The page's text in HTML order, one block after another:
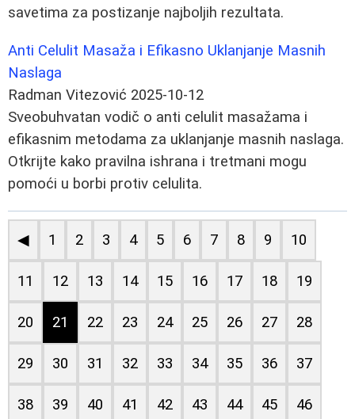
savetima za postizanje najboljih rezultata.
Anti Celulit Masaža i Efikasno Uklanjanje Masnih
Naslaga
Radman Vitezović 2025-10-12
Sveobuhvatan vodič o anti celulit masažama i
efikasnim metodama za uklanjanje masnih naslaga.
Otkrijte kako pravilna ishrana i tretmani mogu
pomoći u borbi protiv celulita.
◀ 1 2 3 4 5 6 7 8 9 10
11 12 13 14 15 16 17 18 19
20 21 22 23 24 25 26 27 28
29 30 31 32 33 34 35 36 37
38 39 40 41 42 43 44 45 46